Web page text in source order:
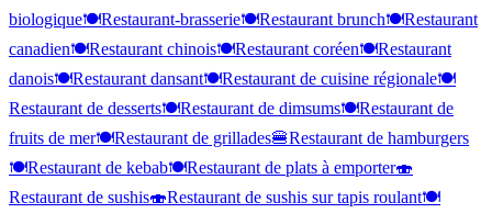
biologique🍽️Restaurant-brasserie🍽️Restaurant brunch🍽️Restaurant
canadien🍽️Restaurant chinois🍽️Restaurant coréen🍽️Restaurant
danois🍽️Restaurant dansant🍽️Restaurant de cuisine régionale🍽️
Restaurant de desserts🍽️Restaurant de dimsums🍽️Restaurant de
fruits de mer🍽️Restaurant de grillades🍔Restaurant de hamburgers
🍽️Restaurant de kebab🍽️Restaurant de plats à emporter🍣
Restaurant de sushis🍣Restaurant de sushis sur tapis roulant🍽️